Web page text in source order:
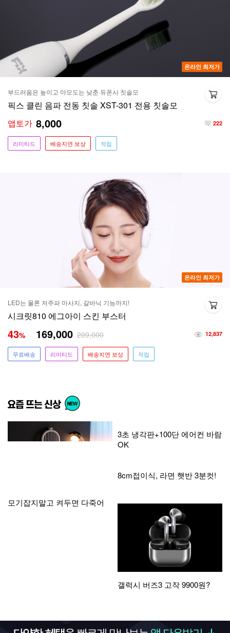
온라인 최저가
부드러움은 높이고 마모도는 낮춘 듀폰사 칫솔모
픽스 클린 음파 전동 칫솔 XST-301 전용 칫솔모
222
앱토가 8,000
리미티드 배송지연 보상 적립
온라인 최저가
LED는 물론 저주파 마사지, 갈바닉 기능까지!
시크릿810 에그아이 스킨 부스터
12,837
43% 169,000 299,000
무료배송 리미티드 배송지연 보상 적립
모기잡지말고 켜두면 다죽어
3초 냉각판+100단 에어컨 바람